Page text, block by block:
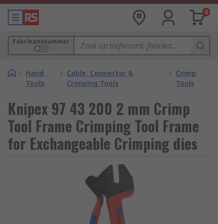
0
Fabrikantnummer
/ Hand
Tools
/ Cable, Connector &
Crimping Tools
/ Crimp
Tools
Knipex 97 43 200 2 mm Crimp
Tool Frame Crimping Tool Frame
for Exchangeable Crimping dies